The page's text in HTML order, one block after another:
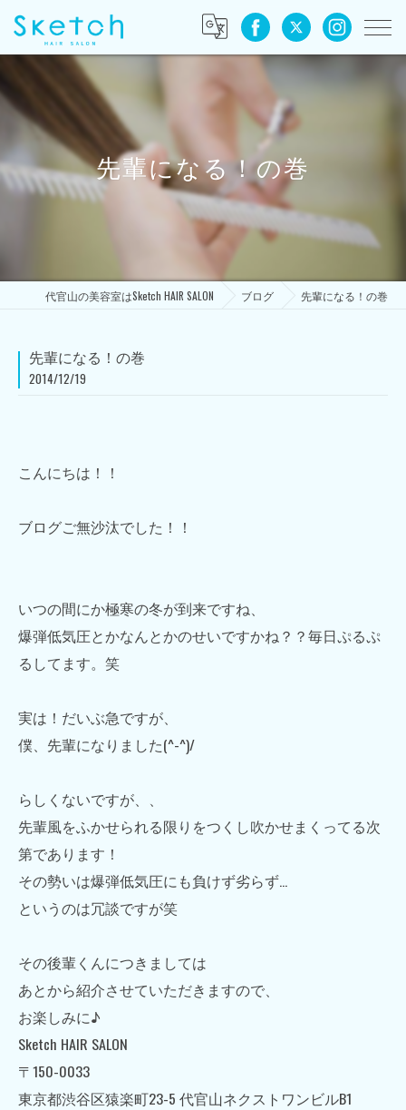
先輩になる！の巻
代官山の美容室はSketch HAIR SALON ブログ 先輩になる！の巻
先輩になる！の巻
2014/12/19
こんにちは！！
ブログご無沙汰でした！！
いつの間にか極寒の冬が到来ですね、
爆弾低気圧とかなんとかのせいですかね？？毎日ぷるぷ
るしてます。笑
実は！だいぶ急ですが、
僕、先輩になりました(^-^)/
らしくないですが、、
先輩風をふかせられる限りをつくし吹かせまくってる次
第であります！
その勢いは爆弾低気圧にも負けず劣らず…
というのは冗談ですが笑
その後輩くんにつきましては
あとから紹介させていただきますので、
お楽しみに♪
Sketch HAIR SALON
〒150-0033
東京都渋谷区猿楽町23-5 代官山ネクストワンビルB1